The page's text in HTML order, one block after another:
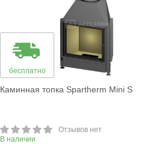
бесплатно
Каминная топка Spartherm Mini S
Отзывов нет
В наличии